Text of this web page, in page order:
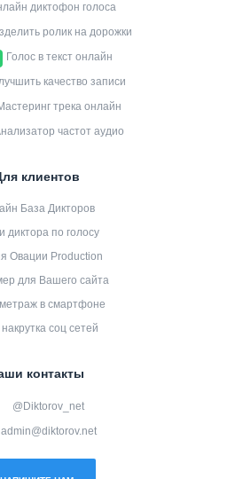
диктофон голоса
ролик на дорожки
Голос в текст онлайн
качество записи
трека онлайн
частот аудио
клиентов
База Дикторов
диктора по голосу
Овации Production
для Вашего сайта
в смартфоне
соц сетей
контакты
@Diktorov_net
admin@diktorov.net